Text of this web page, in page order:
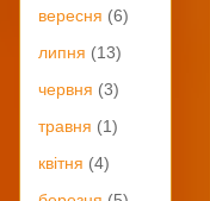
вересня (6)
липня (13)
червня (3)
травня (1)
квітня (4)